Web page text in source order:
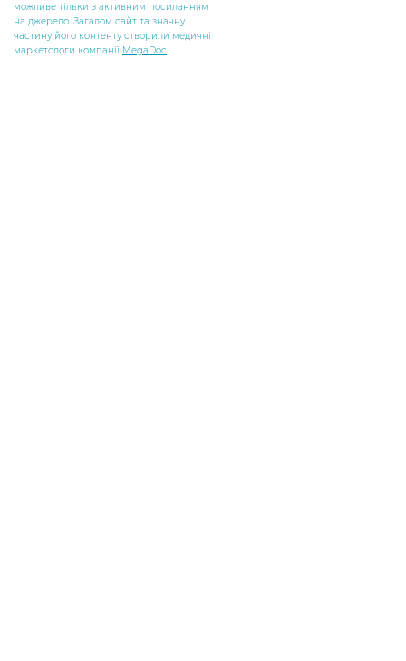
можливе тільки з активним посиланням
на джерело. Загалом сайт та значну
частину його контенту створили медичні
маркетологи компанії MegaDoc